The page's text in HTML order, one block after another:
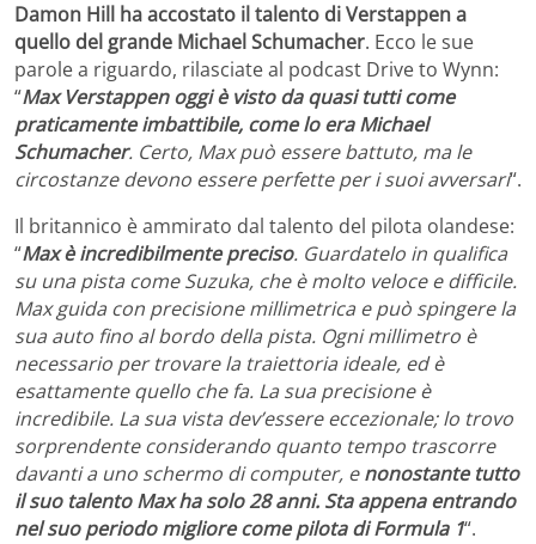
Damon Hill ha accostato il talento di Verstappen a
quello del grande Michael Schumacher. Ecco le sue
parole a riguardo, rilasciate al podcast Drive to Wynn:
“Max Verstappen oggi è visto da quasi tutti come
praticamente imbattibile, come lo era Michael
Schumacher. Certo, Max può essere battuto, ma le
circostanze devono essere perfette per i suoi avversari“.
Il britannico è ammirato dal talento del pilota olandese:
“Max è incredibilmente preciso. Guardatelo in qualifica
su una pista come Suzuka, che è molto veloce e difficile.
Max guida con precisione millimetrica e può spingere la
sua auto fino al bordo della pista. Ogni millimetro è
necessario per trovare la traiettoria ideale, ed è
esattamente quello che fa. La sua precisione è
incredibile. La sua vista dev’essere eccezionale; lo trovo
sorprendente considerando quanto tempo trascorre
davanti a uno schermo di computer, enonostante tutto
il suo talento Max ha solo 28 anni. Sta appena entrando
nel suo periodo migliore come pilota di Formula 1“.